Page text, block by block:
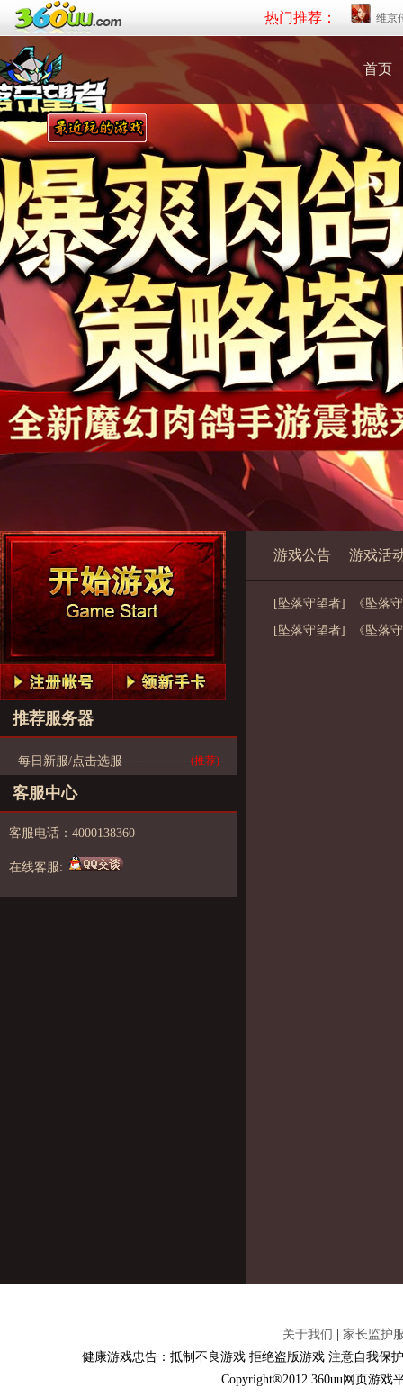
热门推荐： 维京
首页
推荐服务器
每日新服/点击选服 (推荐)
客服中心
客服电话：4000138360
在线客服:
游戏公告 游戏活
[坠落守望者] 《坠落
[坠落守望者] 《坠落
关于我们
家长监护
健康游戏忠告：抵制不良游戏 拒绝盗版游戏 注意自我保
Copyright®2012 360uu网页游